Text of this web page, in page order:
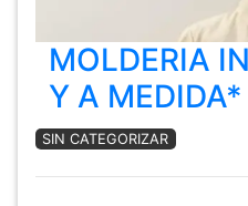
MOLDERIA
Y A MEDIDA*
SIN CATEGORIZAR